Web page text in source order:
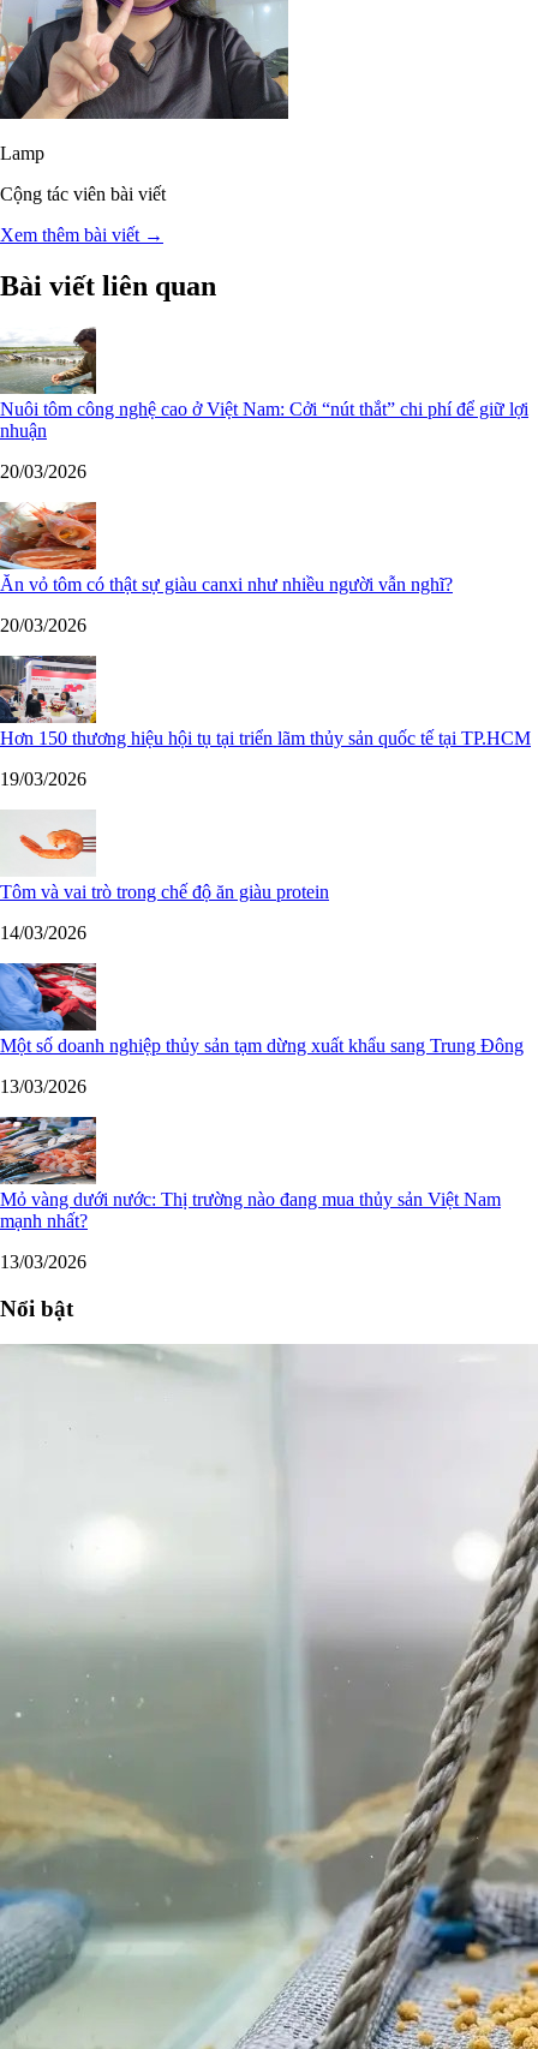
Lamp
Cộng tác viên bài viết
Xem thêm bài viết →
Bài viết liên quan
Nuôi tôm công nghệ cao ở Việt Nam: Cởi “nút thắt” chi phí để giữ lợi
nhuận
20/03/2026
Ăn vỏ tôm có thật sự giàu canxi như nhiều người vẫn nghĩ?
20/03/2026
Hơn 150 thương hiệu hội tụ tại triển lãm thủy sản quốc tế tại TP.HCM
19/03/2026
Tôm và vai trò trong chế độ ăn giàu protein
14/03/2026
Một số doanh nghiệp thủy sản tạm dừng xuất khẩu sang Trung Đông
13/03/2026
Mỏ vàng dưới nước: Thị trường nào đang mua thủy sản Việt Nam
mạnh nhất?
13/03/2026
Nổi bật